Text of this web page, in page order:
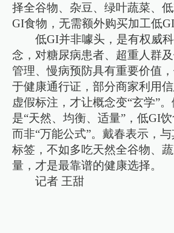
择全谷物、杂豆、绿叶蔬菜、
GI食物，无需额外购买加工低GI
低GI并非噱头，是有权威
念，对糖尿病患者、超重人群
管理、慢病预防具有重要价值
于健康通行证，部分商家利用信
虚假标注，才让概念变“玄学”
是“天然、均衡、适量”，低GI
而非“万能公式”。戴春表示，
标签，不如多吃天然全谷物、
量，才是最靠谱的健康选择。
记者 王甜